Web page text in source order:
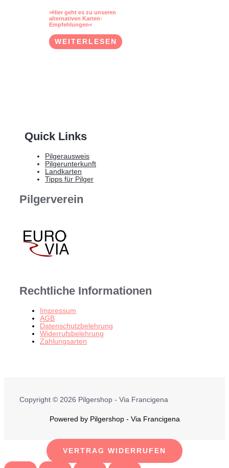
>Hier geht es zu unseren
alternativen Karten-
Empfehlungen<
WEITERLESEN
Quick Links
Pilgerausweis
Pilgerunterkunft
Landkarten
Tipps für Pilger
Pilgerverein
Rechtliche Informationen
Impressum
AGB
Datenschutzbelehrung
Widerrufsbelehrung
Zahlungsarten
Copyright © 2026 Pilgershop - Via Francigena
Powered by Pilgershop - Via Francigena
VERTRAG WIDERRUFEN